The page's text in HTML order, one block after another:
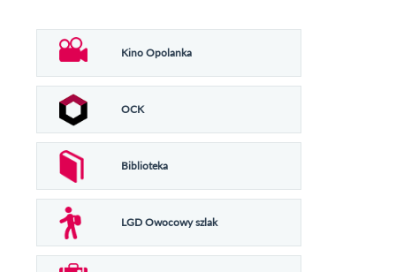
Kino Opolanka
OCK
Biblioteka
LGD Owocowy szlak